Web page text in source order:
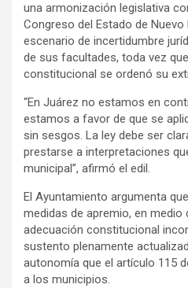
una armonización legislativa
Congreso del Estado de
escenario de incertidumbre
de sus facultades, toda vez
constitucional se ordenó su
“En Juárez no estamos en
estamos a favor de que se
sin sesgos. La ley debe ser
prestarse a interpretaciones
municipal”, afirmó el edil.
El Ayuntamiento argumenta
medidas de apremio, en medio
adecuación constitucional
sustento plenamente
autonomía que el artículo 115
a los municipios.